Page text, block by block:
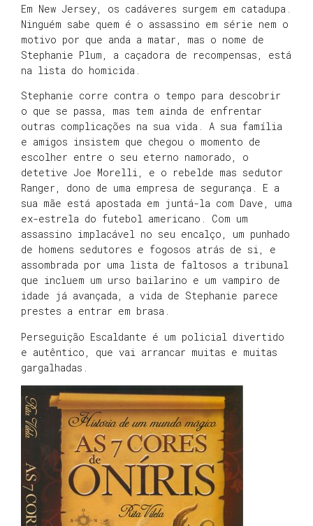
Em New Jersey, os cadáveres surgem em catadupa.
Ninguém sabe quem é o assassino em série nem o
motivo por que anda a matar, mas o nome de
Stephanie Plum, a caçadora de recompensas, está
na lista do homicida.
Stephanie corre contra o tempo para descobrir
o que se passa, mas tem ainda de enfrentar
outras complicações na sua vida. A sua família
e amigos insistem que chegou o momento de
escolher entre o seu eterno namorado, o
detetive Joe Morelli, e o rebelde mas sedutor
Ranger, dono de uma empresa de segurança. E a
sua mãe está apostada em juntá-la com Dave, uma
ex-estrela do futebol americano. Com um
assassino implacável no seu encalço, um punhado
de homens sedutores e fogosos atrás de si, e
assombrada por uma lista de faltosos a tribunal
que incluem um urso bailarino e um vampiro de
idade já avançada, a vida de Stephanie parece
prestes a entrar em brasa.
Perseguição Escaldante é um policial divertido
e autêntico, que vai arrancar muitas e muitas
gargalhadas.